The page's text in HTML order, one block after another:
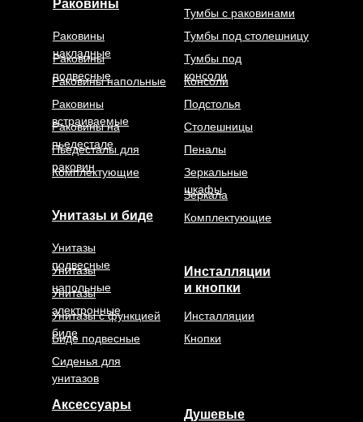
Душевые
Раковины
подвесные
Раковины
накладные
Раковины
Унитазы и биде
Унитазы
подвесные
Унитазы
напольные
Инсталляции
и кнопки
Инсталляции
Кнопки
Унитазы с функцией
биде
Унитазы
электронные
Биде подвесные
Сиденья для
унитазов
Зеркальные
шкафы
Зеркала
Комплектующие
Раковины напольные
Раковины
встраиваемые
Раковины на
пьедестале
Пьедесталы для
раковин
Комплектующие
Аксессуары
Тумбы с раковинами
Тумбы под столешницу
Тумбы под
консоли
Консоли
Подстолья
Пеналы
Столешницы